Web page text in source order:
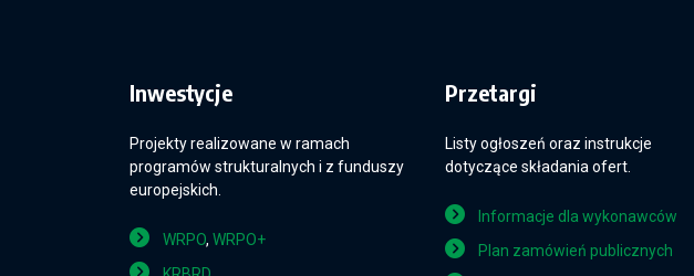
Inwestycje
Projekty realizowane w ramach
programów strukturalnych i z funduszy
europejskich.
WRPO, WRPO+
Przetargi
Listy ogłoszeń oraz instrukcje
dotyczące składania ofert.
Informacje dla wykonawców
Plan zamówień publicznych